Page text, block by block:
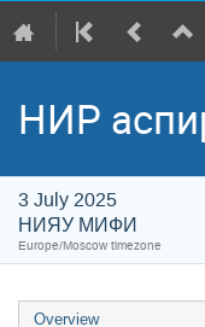
НИР
3 July 2025
НИЯУ МИФИ
Europe/Moscow timezone
Overview